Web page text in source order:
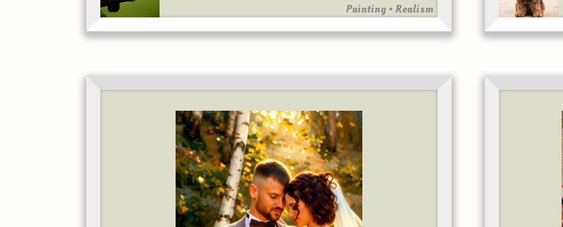
Painting • Realism